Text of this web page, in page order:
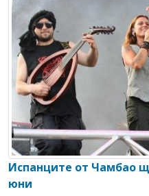
Испанците от Чамбао
юни